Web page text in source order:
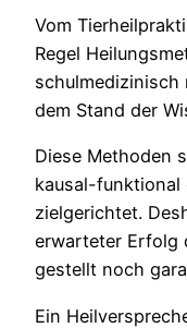
Vom
Regel
dem Stand der
Diese Methoden
kausal-
zielgerichtet.
erwarteter Erfolg
gestellt noch
Ein